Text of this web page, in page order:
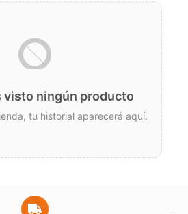
visto ningún producto
tu historial aparecerá aquí.